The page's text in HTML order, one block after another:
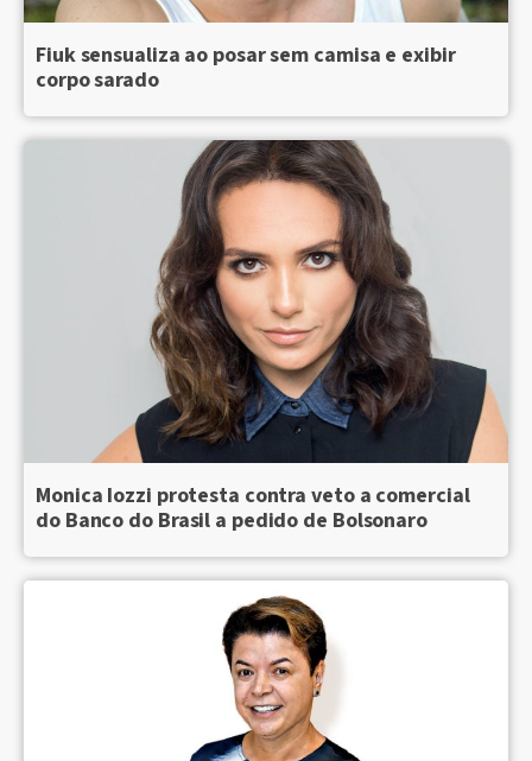
Fiuk sensualiza ao posar sem camisa e exibir
corpo sarado
Monica Iozzi protesta contra veto a comercial
do Banco do Brasil a pedido de Bolsonaro